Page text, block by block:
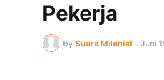
Pekerja
by Suara Milenial - Juni